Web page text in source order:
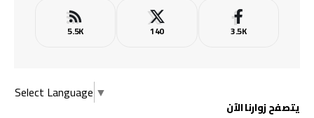
3.5K
140
5.5K
Select Language ▼
يتصفح زوارنا الآن